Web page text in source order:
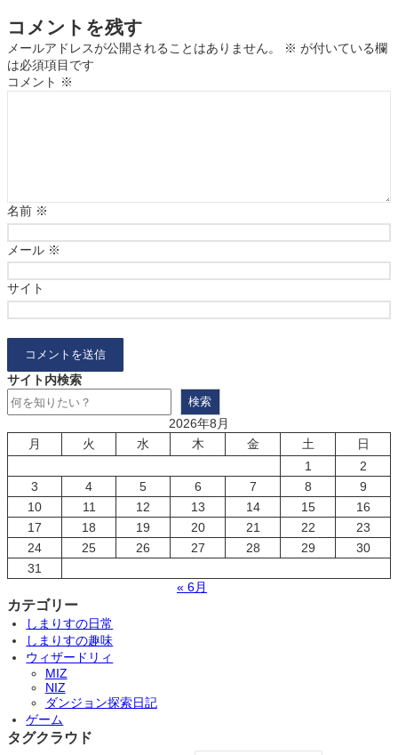
コメントを残す
メールアドレスが公開されることはありません。 ※ が付いている欄
は必須項目です
コメント ※
名前 ※
メール ※
サイト
サイト内検索
検索
2026年8月
月
火 水 木 金 土
日
1
2
3
4 5 6 7 8
9
10
11 12 13 14 15
16
17
18 19 20 21 22
23
24
25 26 27 28 29
30
31
« 6月
カテゴリー
しまりすの日常
しまりすの趣味
ウィザードリィ
MIZ
NIZ
ダンジョン探索日記
ゲーム
タグクラウド